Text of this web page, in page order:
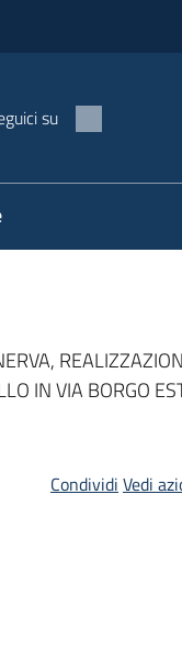
su
IN VIA BORGO
Condividi Vedi